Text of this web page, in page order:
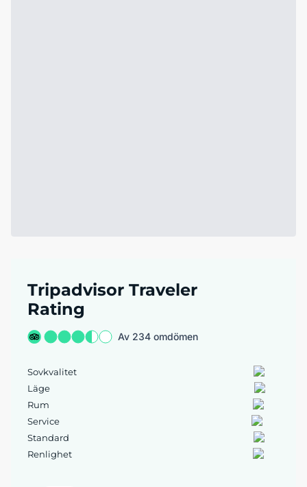
Tripadvisor Traveler
Rating
Av 234 omdömen
Sovkvalitet
Läge
Rum
Service
Standard
Renlighet